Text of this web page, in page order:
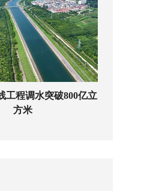
工程调水突破800亿立
方米